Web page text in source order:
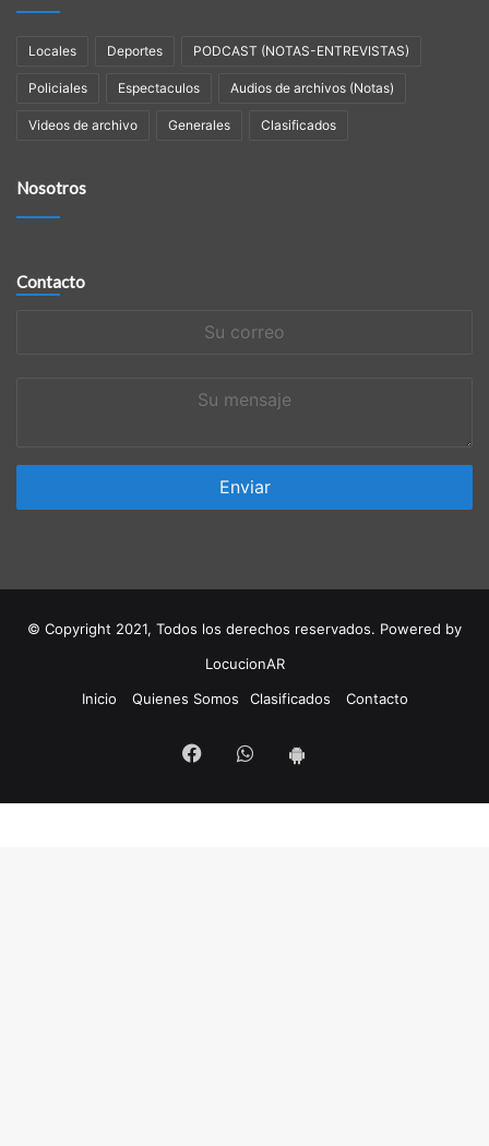
Locales Deportes PODCAST (NOTAS-ENTREVISTAS)
Policiales Espectaculos Audios de archivos (Notas)
Videos de archivo Generales Clasificados
Nosotros
Contacto
© Copyright 2021, Todos los derechos reservados. Powered by
LocucionAR
Inicio
Quienes Somos Clasificados Contacto
FacebookWhatsapp
Android